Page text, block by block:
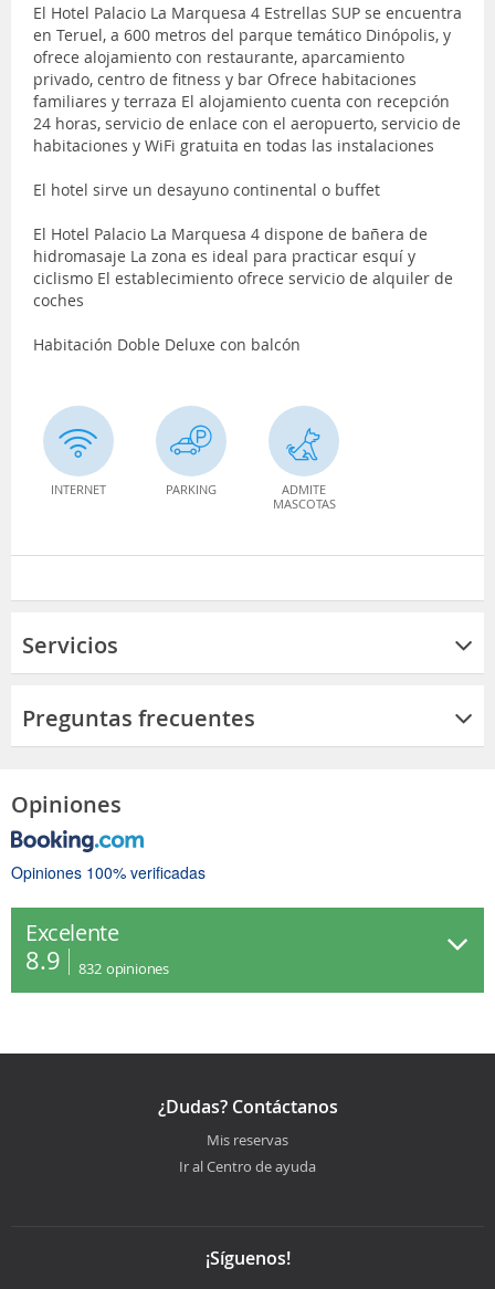
El Hotel Palacio La Marquesa 4 Estrellas SUP se encuentra
en Teruel, a 600 metros del parque temático Dinópolis, y
ofrece alojamiento con restaurante, aparcamiento
privado, centro de fitness y bar Ofrece habitaciones
familiares y terraza El alojamiento cuenta con recepción
24 horas, servicio de enlace con el aeropuerto, servicio de
habitaciones y WiFi gratuita en todas las instalaciones
El hotel sirve un desayuno continental o buffet
El Hotel Palacio La Marquesa 4 dispone de bañera de
hidromasaje La zona es ideal para practicar esquí y
ciclismo El establecimiento ofrece servicio de alquiler de
coches
Habitación Doble Deluxe con balcón
INTERNET PARKING
ADMITE
MASCOTAS
Servicios
Preguntas frecuentes
Opiniones
Opiniones 100% verificadas
Excelente
8.9 832 opiniones
¿Dudas? Contáctanos
Mis reservas
Ir al Centro de ayuda
¡Síguenos!